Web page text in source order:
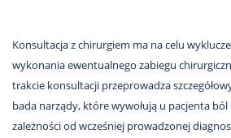
o
Kariera
Galeria
Konsultacja z chirurgiem ma na celu
wykonania ewentualnego zabiegu
trakcie konsultacji przeprowadza
bada narządy, które wywołują u pacjenta
zależności od wcześniej prowadzonej